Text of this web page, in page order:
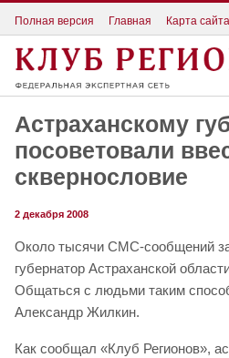
Полная версия Главная Карта сайта
Астраханскому
посоветовали
сквернословие
2 декабря 2008
Около тысячи СМС-сообщений
губернатор Астраханской
Общаться с людьми таким
Александр Жилкин.
Как сообщал «Клуб Регионов»,